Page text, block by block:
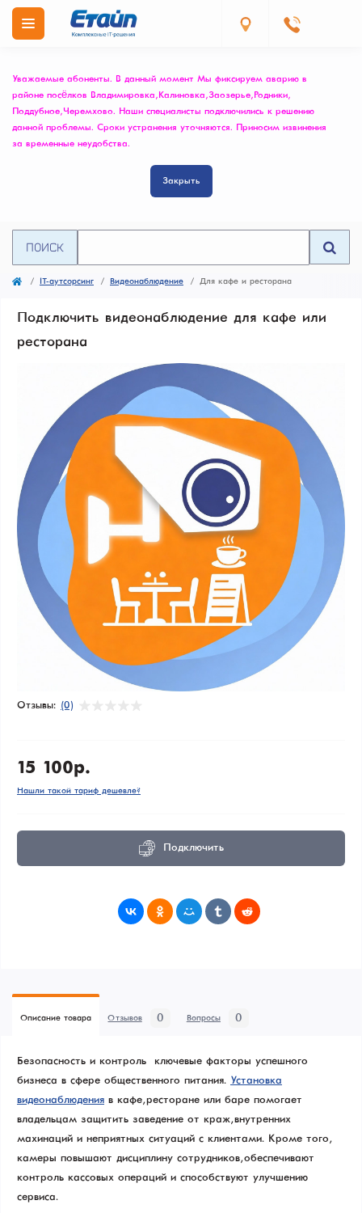
Уважаемые абоненты. В данный момент Мы фиксируем аварию в
районе посёлков Владимировка, Калиновка, Заозерье, Родники,
Поддубное, Черемхово. Наши специалисты подключились к решению
данной проблемы. Сроки устранения уточняются. Приносим извинения
за временные неудобства.
Закрыть
ПОИСК
IT-аутсорсинг Видеонаблюдение Для кафе и ресторана
Подключить видеонаблюдение для кафе или
ресторана
Отзывы: (0)
15 100р.
Нашли такой тариф дешевле?
Подключить
Описание товара Отзывов 0 Вопросы 0
Безопасность и контроль – ключевые факторы успешного
бизнеса в сфере общественного питания. Установка
видеонаблюдения в кафе, ресторане или баре помогает
владельцам защитить заведение от краж, внутренних
махинаций и неприятных ситуаций с клиентами. Кроме того,
камеры повышают дисциплину сотрудников, обеспечивают
контроль кассовых операций и способствуют улучшению
сервиса.